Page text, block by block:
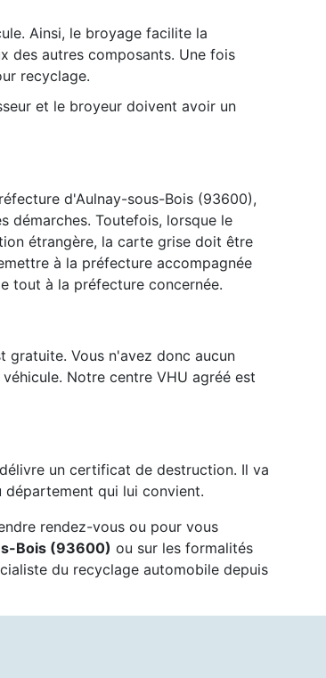
Ainsi, le broyage facilite la
des autres composants. Une fois
recyclage.
et le broyeur doivent avoir un
d'Aulnay-sous-Bois (93600),
démarches. Toutefois, lorsque le
étrangère, la carte grise doit être
à la préfecture accompagnée
tout à la préfecture concernée.
gratuite. Vous n'avez donc aucun
Notre centre VHU agréé est
un certificat de destruction. Il va
qui lui convient.
rendez-vous ou pour vous
Bois (93600) ou sur les formalités
du recyclage automobile depuis